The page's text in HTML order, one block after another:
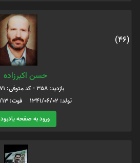
(46)
حسن اکبرزاده
بازدید: 358 - کد متوفی: 6091071
تولد: 1341/06/02 فوت: 1399/08/13
ورود به صفحه یادبود